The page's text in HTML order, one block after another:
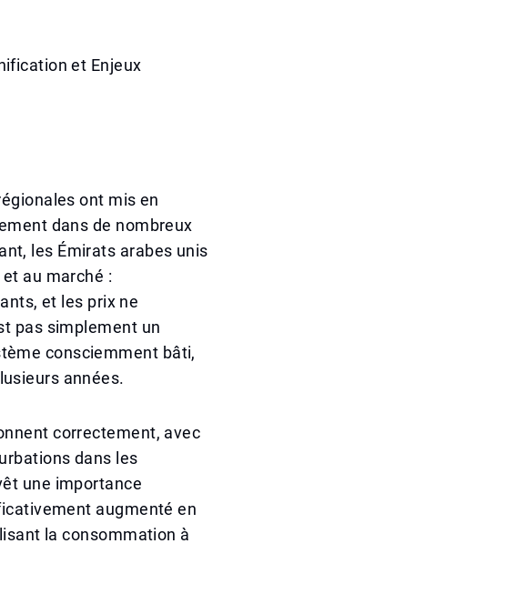
et Enjeux
ont mis en
dans de nombreux
les Émirats arabes unis
au marché :
et les prix ne
pas simplement un
consciemment bâti,
années.
correctement, avec
dans les
une importance
augmenté en
la consommation à